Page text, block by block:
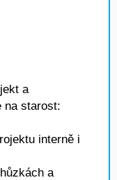
a
na starost:
interně i
a